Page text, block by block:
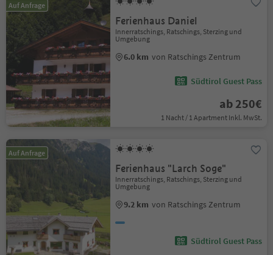
Auf Anfrage
Ferienhaus Daniel
Innerratschings, Ratschings, Sterzing und
Umgebung
6.0 km von Ratschings Zentrum
Südtirol Guest Pass
ab 250€
1 Nacht / 1 Apartment Inkl. MwSt.
Auf Anfrage
Ferienhaus "Larch Soge"
Innerratschings, Ratschings, Sterzing und
Umgebung
9.2 km von Ratschings Zentrum
Südtirol Guest Pass